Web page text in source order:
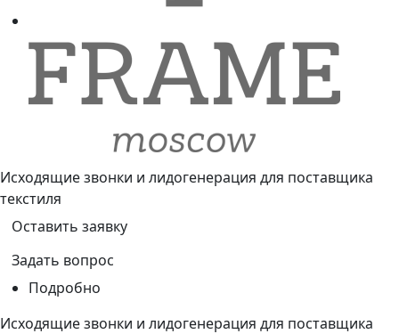
Исходящие звонки и лидогенерация для поставщика
текстиля
Оставить заявку
Задать вопрос
Подробно
Исходящие звонки и лидогенерация для поставщика